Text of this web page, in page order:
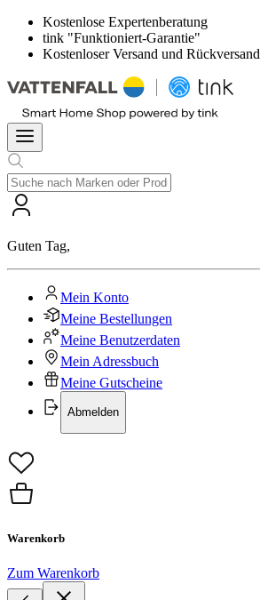
Kostenlose Expertenberatung
tink "Funktioniert-Garantie"
Kostenloser Versand und Rückversand
Guten Tag,
Mein Konto
Meine Bestellungen
Meine Benutzerdaten
Mein Adressbuch
Meine Gutscheine
Abmelden
Warenkorb
Zum Warenkorb